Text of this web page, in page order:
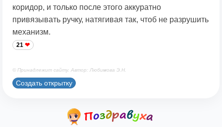
коридор, и только после этого аккуратно
привязывать ручку, натягивая так, чтоб не разрушить
механизм.
21
© Принадлежит сайту. Автор: Любимова Э.Н.
Создать открытку